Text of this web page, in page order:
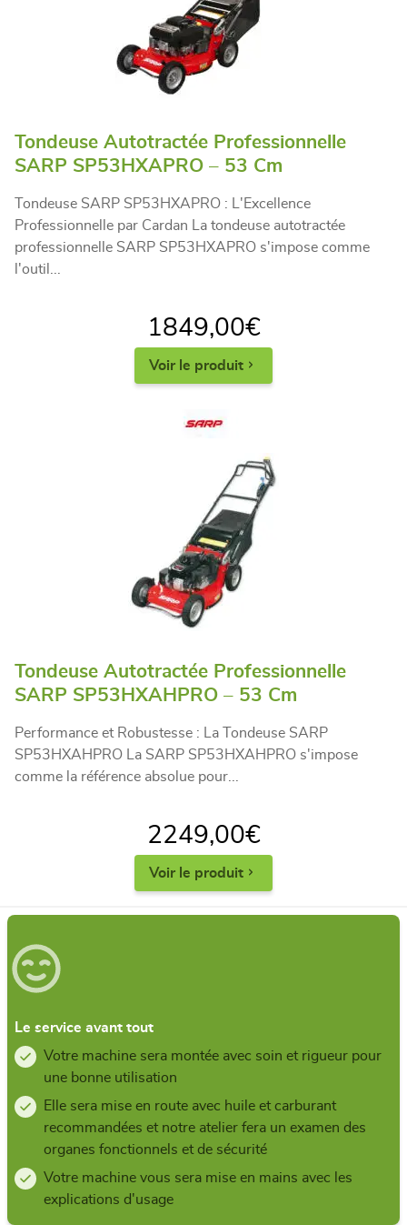
Tondeuse Autotractée Professionnelle
SARP SP53HXAPRO – 53 Cm
Tondeuse SARP SP53HXAPRO : L'Excellence
Professionnelle par Cardan La tondeuse autotractée
professionnelle SARP SP53HXAPRO s'impose comme
l'outil...
1849,00€
Voir le produit
Tondeuse Autotractée Professionnelle
SARP SP53HXAHPRO – 53 Cm
Performance et Robustesse : La Tondeuse SARP
SP53HXAHPRO La SARP SP53HXAHPRO s'impose
comme la référence absolue pour...
2249,00€
Voir le produit
Le service avant tout
Votre machine sera montée avec soin et rigueur pour
une bonne utilisation
Elle sera mise en route avec huile et carburant
recommandées et notre atelier fera un examen des
organes fonctionnels et de sécurité
Votre machine vous sera mise en mains avec les
explications d'usage